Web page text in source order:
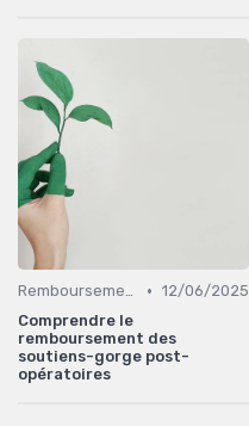
Remboursements des Soins Médicaux • 12/06/2025
Comprendre le
remboursement des
soutiens-gorge post-
opératoires